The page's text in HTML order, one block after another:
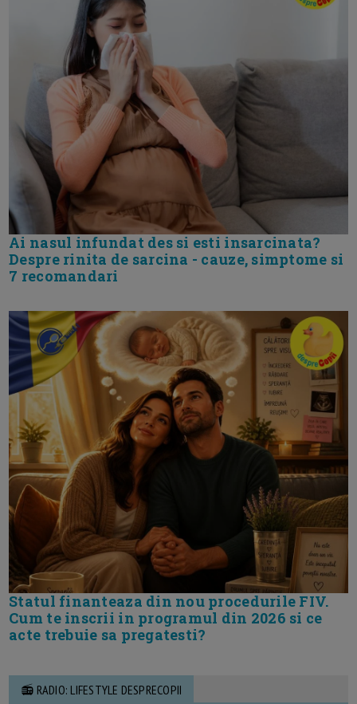
Ai nasul infundat des si esti insarcinata?
Despre rinita de sarcina - cauze, simptome si
7 recomandari
Statul finanteaza din nou procedurile FIV.
Cum te inscrii in programul din 2026 si ce
acte trebuie sa pregatesti?
📻 RADIO: LIFESTYLE DESPRECOPII